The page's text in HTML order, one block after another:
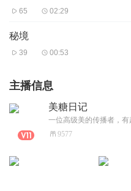
65 02:29
秘境
39 00:53
主播信息
美糖日记
一位高级美的传播者，有
9577